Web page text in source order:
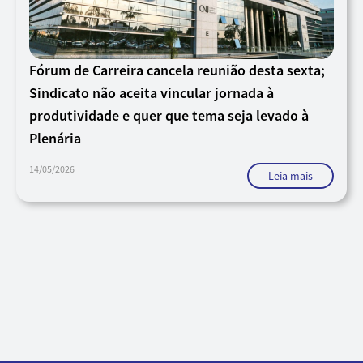
Fórum de Carreira cancela reunião desta sexta;
Sindicato não aceita vincular jornada à
produtividade e quer que tema seja levado à
Plenária
14/05/2026 Leia mais